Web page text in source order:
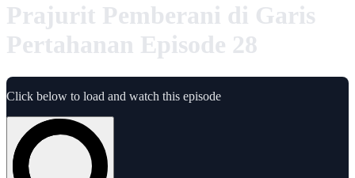
Prajurit Pemberani di Garis
Pertahanan Episode 28
Click below to load and watch this episode